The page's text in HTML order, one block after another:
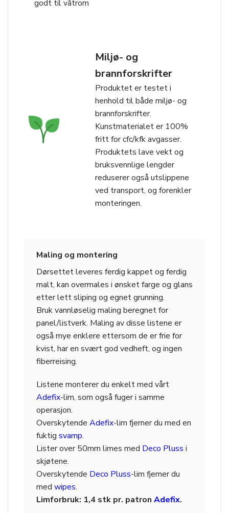
godt til våtrom
Miljø- og
brannforskrifter
Produktet er testet i
henhold til både miljø- og
brannforskrifter.
Kunstmaterialet er 100%
fritt for cfc/kfk avgasser.
Produktets lave vekt og
bruksvennlige lengder
reduserer også utslippene
ved transport, og forenkler
monteringen.
Maling og montering
Dørsettet leveres ferdig kappet og ferdig
malt, kan overmales i ønsket farge og glans
etter lett sliping og egnet grunning.
Bruk vannløselig maling beregnet for
panel/listverk. Maling av disse listene er
også mye enklere ettersom de er frie for
kvist, har en svært god vedheft, og ingen
fiberreising.
Listene monterer du enkelt med vårt
Adefix-lim, som også fuger i samme
operasjon.
Overskytende Adefix-lim fjerner du med en
fuktig svamp.
Lister over 50mm limes med Deco Pluss i
skjøtene.
Overskytende Deco Pluss-lim fjerner du
med wipes.
Limforbruk: 1,4 stk pr. patron Adefix.